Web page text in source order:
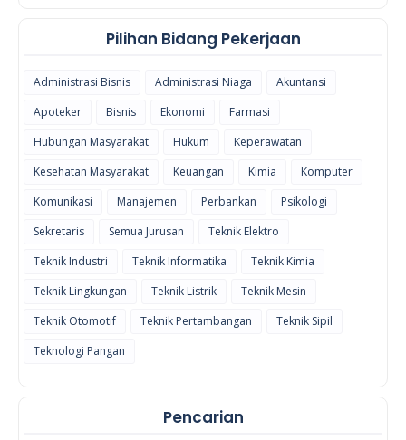
Pilihan Bidang Pekerjaan
Administrasi Bisnis Administrasi Niaga
Akuntansi
Apoteker
Bisnis Ekonomi
Farmasi
Hubungan Masyarakat
Hukum
Keperawatan
Kesehatan Masyarakat
Keuangan Kimia
Komputer
Komunikasi
Manajemen Perbankan
Psikologi
Sekretaris
Semua Jurusan
Teknik Elektro
Teknik Industri
Teknik Informatika
Teknik Kimia
Teknik Lingkungan
Teknik Listrik
Teknik Mesin
Teknik Otomotif
Teknik Pertambangan
Teknik Sipil
Teknologi Pangan
Pencarian